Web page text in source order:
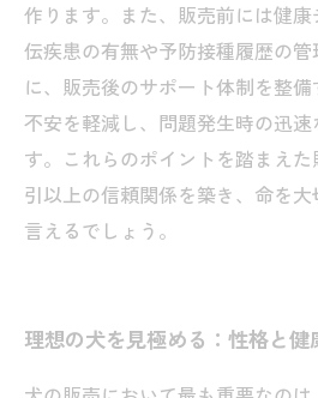
作ります。また、販売前には健
伝疾患の有無や予防接種履歴の
に、販売後のサポート体制を整
不安を軽減し、問題発生時の迅
す。これらのポイントを踏まえ
引以上の信頼関係を築き、命を
言えるでしょう。
理想の犬を見極める：性格と健